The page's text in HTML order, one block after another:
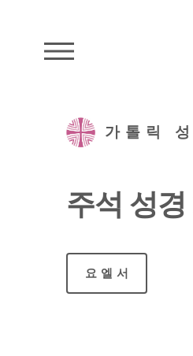
가톨릭 성
주석 성경
요엘서